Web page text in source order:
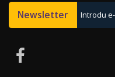
Newsletter